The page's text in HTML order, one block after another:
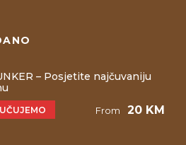
– Posjetite najčuvaniju
From 20 KM